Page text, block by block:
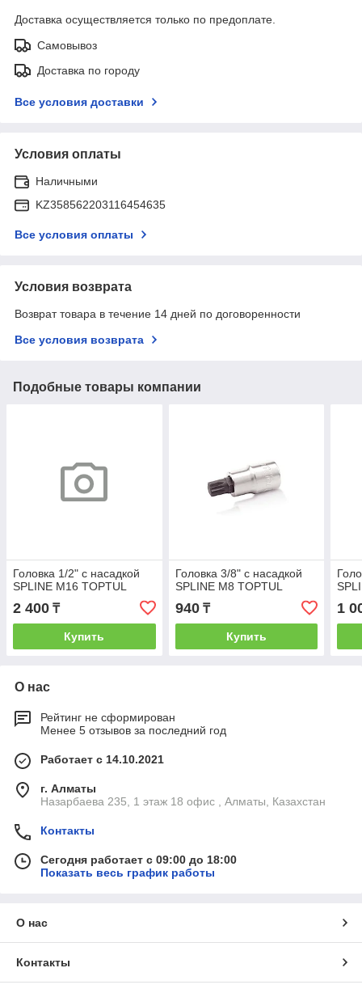
Доставка осуществляется только по предоплате.
Самовывоз
Доставка по городу
Все условия доставки
Условия оплаты
Наличными
KZ358562203116454635
Все условия оплаты
Условия возврата
Возврат товара в течение 14 дней по договоренности
Все условия возврата
Подобные товары компании
Головка 1/2" с насадкой
SPLINE M16 TOPTUL
2 400 ₸
Купить
Головка 3/8" с насадкой
SPLINE M8 TOPTUL
940₸
Купить
1
О нас
Рейтинг не сформирован
Менее 5 отзывов за последний год
Работает с 14.10.2021
г. Алматы
Назарбаева 235, 1 этаж 18 офис , Алматы, Казахстан
Контакты
Сегодня работает с 09:00 до 18:00
Показать весь график работы
О нас
Контакты